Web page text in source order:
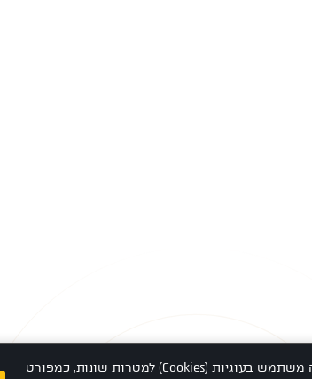
אתר זה משתמש בעוגיות (Cookies) למטרות שונות, כמפורט